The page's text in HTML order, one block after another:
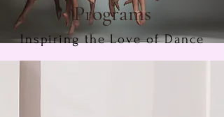
Programs
Inspiring the Love of Dance